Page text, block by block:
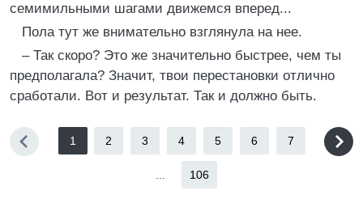
семимильными шагами движемся вперед...
Пола тут же внимательно взглянула на нее.
– Так скоро? Это же значительно быстрее, чем ты
предполагала? Значит, твои перестановки отлично
сработали. Вот и результат. Так и должно быть.
1 2 3 4 5 6 7
106